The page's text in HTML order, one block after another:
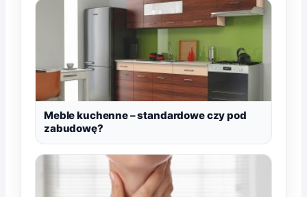
Meble kuchenne – standardowe czy pod
zabudowę?